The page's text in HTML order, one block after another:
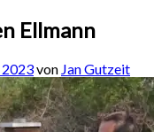
Ellmann
2023von Jan Gutzeit